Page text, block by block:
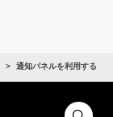
通知パネルを利用する